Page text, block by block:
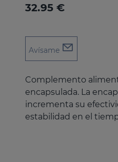
32.95 €
Avísame
Complemento
encapsulada. La
incrementa su
estabilidad en el